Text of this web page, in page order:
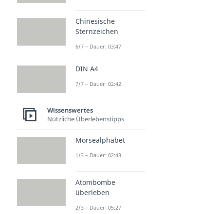
Chinesische
Sternzeichen
6/7 – Dauer: 03:47
DIN A4
7/7 – Dauer: 02:42
Wissenswertes
Nützliche Überlebenstipps
Morsealphabet
1/3 – Dauer: 02:43
Atombombe
überleben
2/3 – Dauer: 05:27